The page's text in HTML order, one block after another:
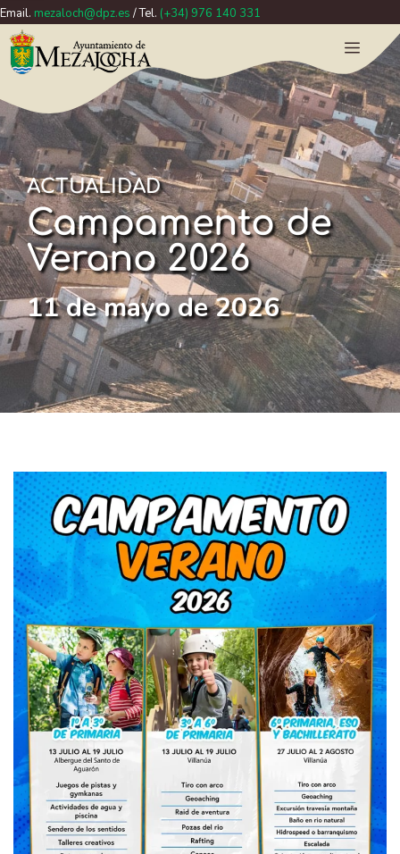
Email. mezaloch@dpz.es / Tel. (+34) 976 140 331
ACTUALIDAD
Campamento de
Verano 2026
11 de mayo de 2026